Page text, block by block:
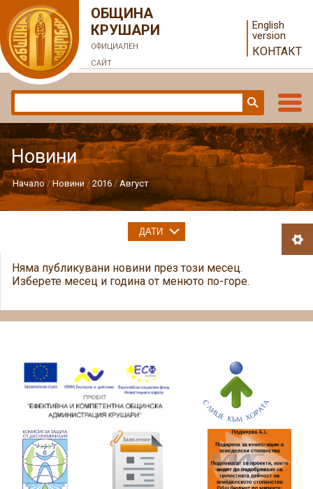
ОБЩИНА
КРУШАРИ
ОФИЦИАЛЕН
САЙТ
English
version
КОНТАКТ
Новини
Начало Новини 2016 Август
Няма публикувани новини през този месец.
Изберете месец и година от менюто по-горе.
ДАТИ